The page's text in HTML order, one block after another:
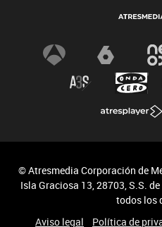
© Atresmedia Corporación de
Isla Graciosa 13, 28703, S.S.
todos los
Aviso legal
Política de